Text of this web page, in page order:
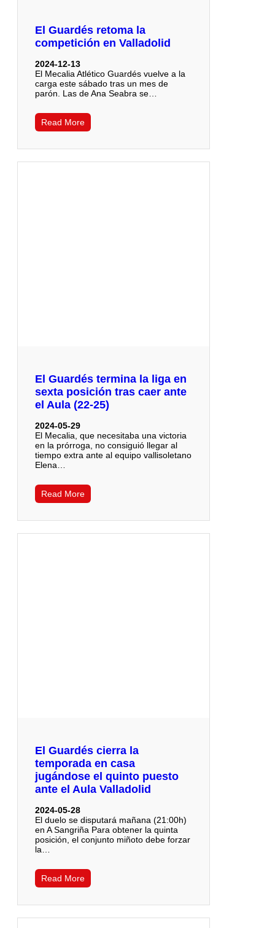
El Guardés retoma la
competición en Valladolid
2024-12-13
El Mecalia Atlético Guardés vuelve a la
carga este sábado tras un mes de
parón. Las de Ana Seabra se…
Read More
El Guardés termina la liga en
sexta posición tras caer ante
el Aula (22-25)
2024-05-29
El Mecalia, que necesitaba una victoria
en la prórroga, no consiguió llegar al
tiempo extra ante al equipo vallisoletano
Elena…
Read More
El Guardés cierra la
temporada en casa
jugándose el quinto puesto
ante el Aula Valladolid
2024-05-28
El duelo se disputará mañana (21:00h)
en A Sangriña Para obtener la quinta
posición, el conjunto miñoto debe forzar
la…
Read More